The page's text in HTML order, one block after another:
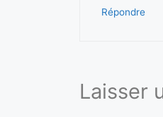
Répondre
Laisser